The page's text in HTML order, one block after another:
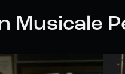
Musicale